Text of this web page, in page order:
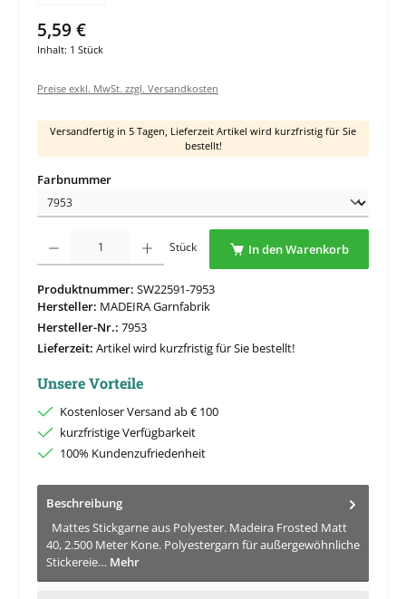
5,59 €
Inhalt: 1 Stück
Preise exkl. MwSt. zzgl. Versandkosten
Versandfertig in 5 Tagen, Lieferzeit Artikel wird kurzfristig für Sie
bestellt!
Farbnummerauswählen
Produkt Anzahl: Gib den gewünschten Wert ein oder benutze die Schaltflächen um
Stück In den Warenkorb
Produktnummer: SW22591-7953
Hersteller: MADEIRA Garnfabrik
Hersteller-Nr.: 7953
Lieferzeit: Artikel wird kurzfristig für Sie bestellt!
Unsere Vorteile
Kostenloser Versand ab € 100
kurzfristige Verfügbarkeit
100% Kundenzufriedenheit
Beschreibung
Mattes Stickgarne aus Polyester. Madeira Frosted Matt
40, 2.500 Meter Kone. Polyestergarn für außergewöhnliche
Stickereie… Mehr